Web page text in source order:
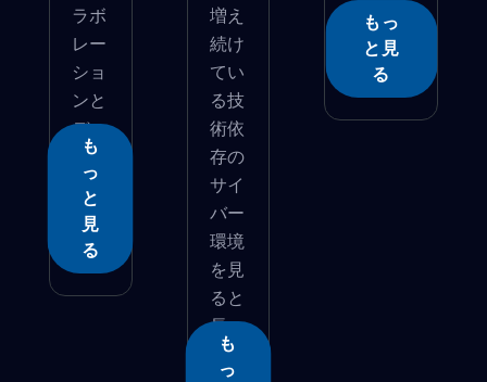
ラボ
レー
ショ
ンと
デー
タ...
も
っ
と
見
る
増え
続け
てい
る技
術依
存の
サイ
バー
環境
を見
ると
長
年...
も
っ
もっ
と見
る